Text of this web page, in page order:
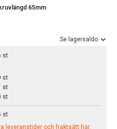
65mm
Se lagersaldo
st
st
st
st
st
leveranstider och fraktsätt här.